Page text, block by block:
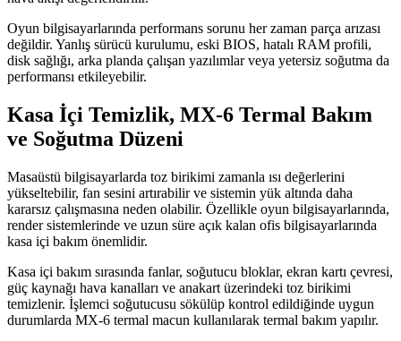
Oyun bilgisayarlarında performans sorunu her zaman parça arızası
değildir. Yanlış sürücü kurulumu, eski BIOS, hatalı RAM profili,
disk sağlığı, arka planda çalışan yazılımlar veya yetersiz soğutma da
performansı etkileyebilir.
Kasa İçi Temizlik, MX-6 Termal Bakım
ve Soğutma Düzeni
Masaüstü bilgisayarlarda toz birikimi zamanla ısı değerlerini
yükseltebilir, fan sesini artırabilir ve sistemin yük altında daha
kararsız çalışmasına neden olabilir. Özellikle oyun bilgisayarlarında,
render sistemlerinde ve uzun süre açık kalan ofis bilgisayarlarında
kasa içi bakım önemlidir.
Kasa içi bakım sırasında fanlar, soğutucu bloklar, ekran kartı çevresi,
güç kaynağı hava kanalları ve anakart üzerindeki toz birikimi
temizlenir. İşlemci soğutucusu sökülüp kontrol edildiğinde uygun
durumlarda MX-6 termal macun kullanılarak termal bakım yapılır.